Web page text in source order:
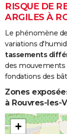
RISQUE DE
ARGILES À
Le phénomène
variations
tassements
des mouvements
fondations des
Zones
à Rouvres-les-
+